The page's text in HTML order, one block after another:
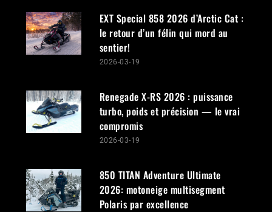
EXT Special 858 2026 d’Arctic Cat :
le retour d’un félin qui mord au
sentier!
2026-03-19
Renegade X-RS 2026 : puissance
turbo, poids et précision — le vrai
compromis
2026-03-19
850 TITAN Adventure Ultimate
2026: motoneige multisegment
Polaris par excellence